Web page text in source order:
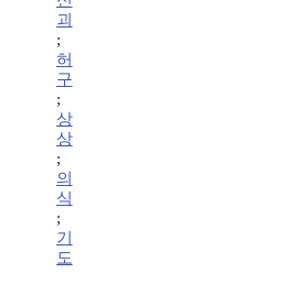
괴
;
허
구
;
상
상
;
의
식
;
기
도